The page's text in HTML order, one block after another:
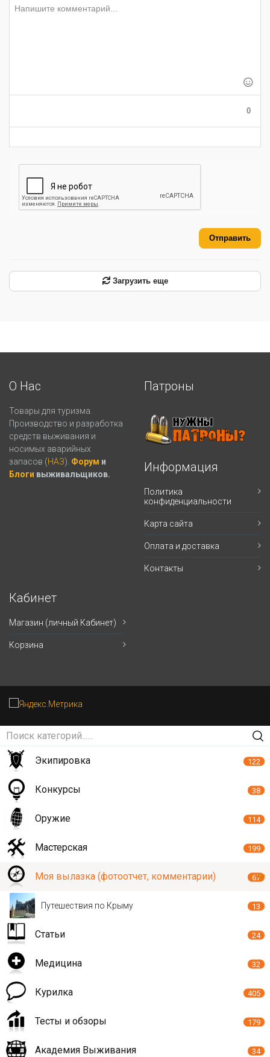
0
Отправить
Загрузить еще
О Нас
Товары для туризма.
Производство и разработка
средств выживания и
носимых аварийных
запасов (НАЗ). Форум и
Блоги выживальщиков.
Патроны
Информация
Политика
конфиденциальности
Карта сайта
Оплата и доставка
Контакты
Кабинет
Магазин (личный Кабинет)
Корзина
Экипировка 122
Конкурсы 38
Оружие 114
Мастерская 199
Моя вылазка (фотоотчет, комментарии) 67
Путешествия по Крыму 13
Статьи 24
Медицина 32
Курилка 405
Тесты и обзоры 179
Академия Выживания 34